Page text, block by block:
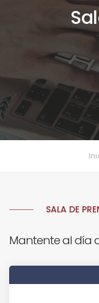
SALA DE
Mantente al día